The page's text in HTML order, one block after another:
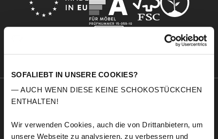
SOFALIEBT IN UNSERE COOKIES?
— AUCH WENN DIESE KEINE SCHOKOSTÜCKCHEN
ENTHALTEN!
Wir verwenden Cookies, auch die von Drittanbietern, um
unsere Webseite zu analysieren, zu verbessern und
Sensoo
Über uns
Komfort
Service
Stoffmuster